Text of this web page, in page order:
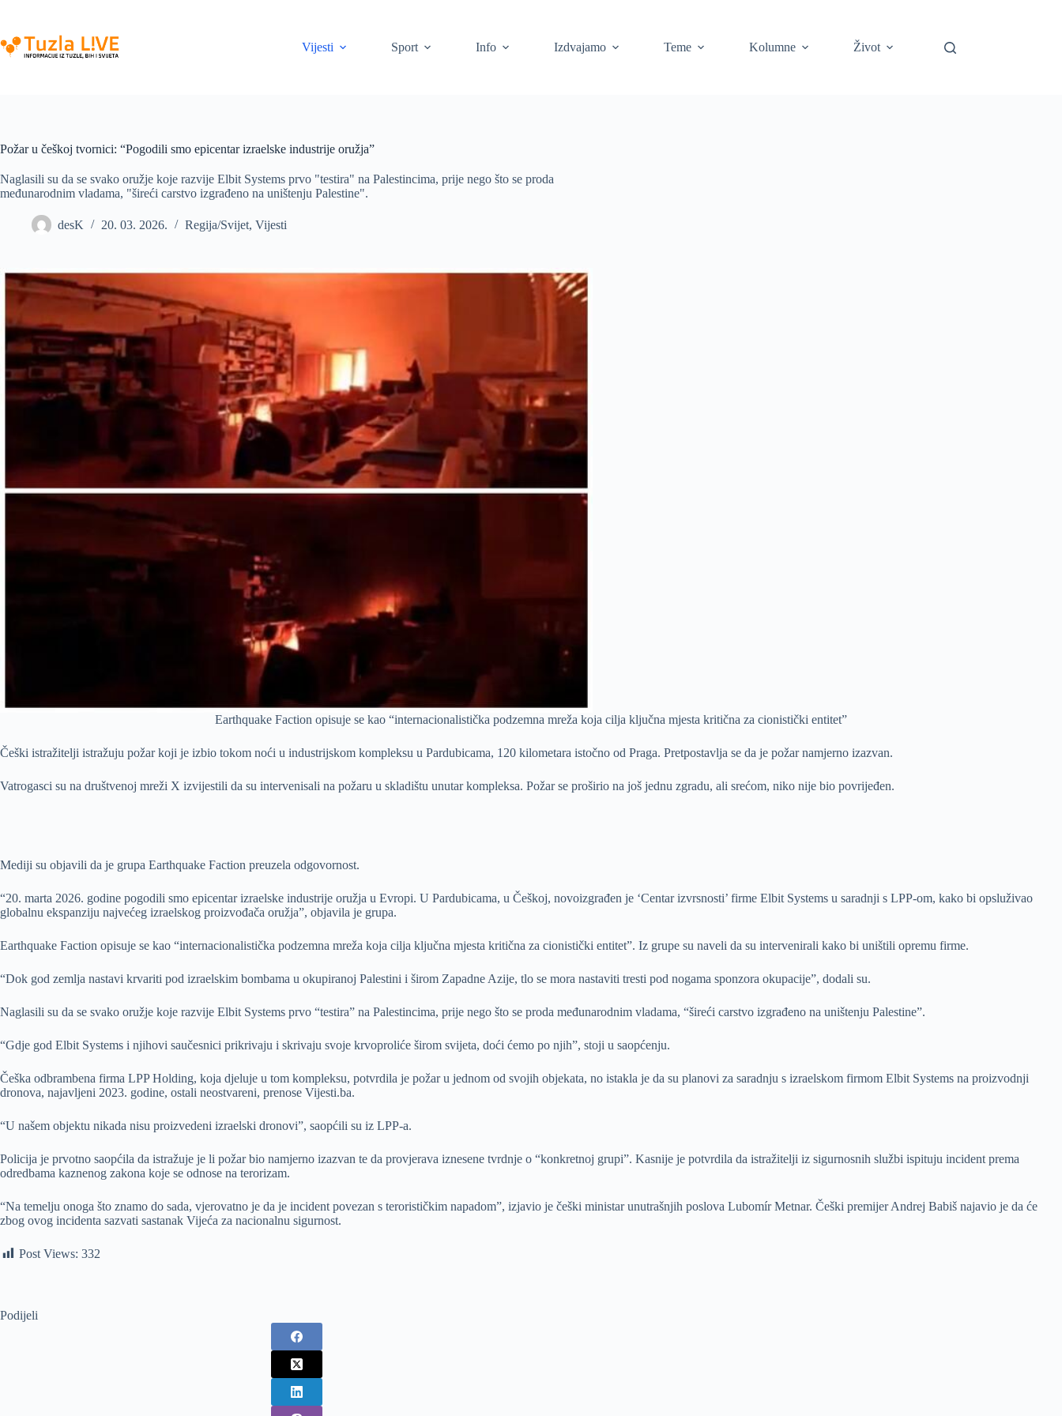
content
Vijesti
Sport Info Izdvajamo Teme Kolumne Život
Požar u češkoj tvornici: “Pogodili smo epicentar izraelske industrije oružja”
Naglasili su da se svako oružje koje razvije Elbit Systems prvo "testira" na Palestincima, prije nego što se proda
međunarodnim vladama, "šireći carstvo izgrađeno na uništenju Palestine".
desK 20. 03. 2026. Regija/Svijet, Vijesti
Earthquake Faction opisuje se kao “internacionalistička podzemna mreža koja cilja ključna mjesta kritična za cionistički entitet”
Češki istražitelji istražuju požar koji je izbio tokom noći u industrijskom kompleksu u Pardubicama, 120 kilometara istočno od Praga. Pretpostavlja se da je požar namjerno izazvan.
Vatrogasci su na društvenoj mreži X izvijestili da su intervenisali na požaru u skladištu unutar kompleksa. Požar se proširio na još jednu zgradu, ali srećom, niko nije bio povrijeđen.
Mediji su objavili da je grupa Earthquake Faction preuzela odgovornost.
“20. marta 2026. godine pogodili smo epicentar izraelske industrije oružja u Evropi. U Pardubicama, u Češkoj, novoizgrađen je ‘Centar izvrsnosti’ firme Elbit Systems u saradnji s LPP-om, kako bi opsluživao
globalnu ekspanziju najvećeg izraelskog proizvođača oružja”, objavila je grupa.
Earthquake Faction opisuje se kao “internacionalistička podzemna mreža koja cilja ključna mjesta kritična za cionistički entitet”. Iz grupe su naveli da su intervenirali kako bi uništili opremu firme.
“Dok god zemlja nastavi krvariti pod izraelskim bombama u okupiranoj Palestini i širom Zapadne Azije, tlo se mora nastaviti tresti pod nogama sponzora okupacije”, dodali su.
Naglasili su da se svako oružje koje razvije Elbit Systems prvo “testira” na Palestincima, prije nego što se proda međunarodnim vladama, “šireći carstvo izgrađeno na uništenju Palestine”.
“Gdje god Elbit Systems i njihovi saučesnici prikrivaju i skrivaju svoje krvoproliće širom svijeta, doći ćemo po njih”, stoji u saopćenju.
Češka odbrambena firma LPP Holding, koja djeluje u tom kompleksu, potvrdila je požar u jednom od svojih objekata, no istakla je da su planovi za saradnju s izraelskom firmom Elbit Systems na proizvodnji
dronova, najavljeni 2023. godine, ostali neostvareni, prenose Vijesti.ba.
“U našem objektu nikada nisu proizvedeni izraelski dronovi”, saopćili su iz LPP-a.
Policija je prvotno saopćila da istražuje je li požar bio namjerno izazvan te da provjerava iznesene tvrdnje o “konkretnoj grupi”. Kasnije je potvrdila da istražitelji iz sigurnosnih službi ispituju incident prema
odredbama kaznenog zakona koje se odnose na terorizam.
“Na temelju onoga što znamo do sada, vjerovatno je da je incident povezan s terorističkim napadom”, izjavio je češki ministar unutrašnjih poslova Lubomír Metnar. Češki premijer Andrej Babiš najavio je da će
zbog ovog incidenta sazvati sastanak Vijeća za nacionalnu sigurnost.
Post Views: 332
Podijeli